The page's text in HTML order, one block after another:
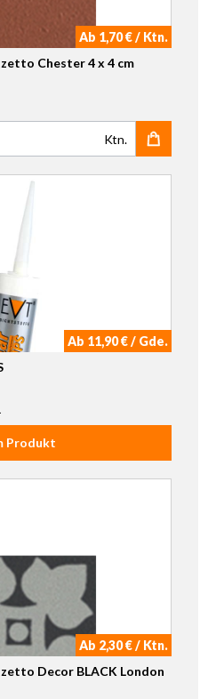
Ab 1,70 € / Ktn.
Chester 4 x 4 cm
Tozzetto Chester 4 x 4 cm
Ktn.
Ab 11,90 € / Gde.
Produkt
Ab 2,30 € / Ktn.
Decor BLACK London